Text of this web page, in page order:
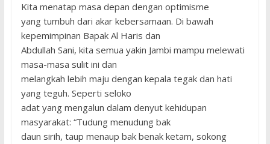
Kita menatap masa depan dengan optimisme
yang tumbuh dari akar kebersamaan. Di bawah
kepemimpinan Bapak Al Haris dan
Abdullah Sani, kita semua yakin Jambi mampu melewati
masa-masa sulit ini dan
melangkah lebih maju dengan kepala tegak dan hati
yang teguh. Seperti seloko
adat yang mengalun dalam denyut kehidupan
masyarakat: “Tudung menudung bak
daun sirih, taup menaup bak benak ketam, sokong